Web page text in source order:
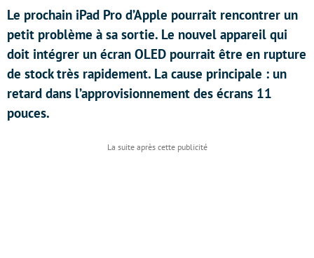
Le prochain iPad Pro d’Apple pourrait rencontrer un
petit problème à sa sortie. Le nouvel appareil qui
doit intégrer un écran OLED pourrait être en rupture
de stock très rapidement. La cause principale : un
retard dans l’approvisionnement des écrans 11
pouces.